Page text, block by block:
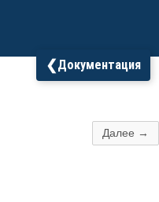
Далее →
❮Документация